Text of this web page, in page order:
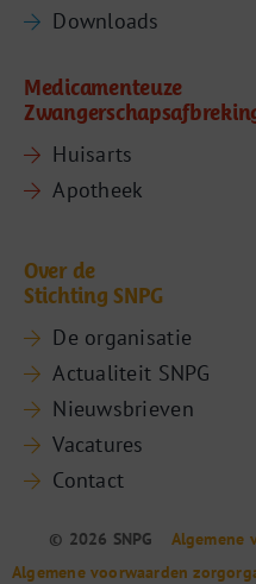
Downloads
Medicamenteuze
Huisarts
Apotheek
Over de
Stichting SNPG
De organisatie
Actualiteit SNPG
Nieuwsbrieven
Vacatures
Contact
© 2026 SNPG
Algemene
Algemene voorwaarden